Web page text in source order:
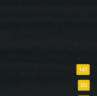
141
50